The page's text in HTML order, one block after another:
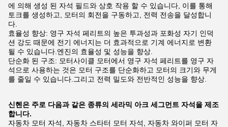
에 의해 생성 된 자석 필드와 상호 작용 할 수 있습니다, 이를 통해
토크를 생성하고, 모터의 회전을 구동하고, 전력 전송을 달성합니
다.
효율성 향상: 영구 자석 페리트의 높은 투과성과 포화성 자기 인덕
션 강도 때문에 전기 에너지는 더 효과적으로 기계 에너지로 변환
될 수 있습니다.엔진의 효율성 및 성능을 향상.
단순화 된 구조: 모터사이클 모터에서 영구 자석 페리트를 영구 자
석으로 사용하는 것은 모터 구조를 단순화하고 모터의 크기와 무게
를 줄일 수 있습니다.그리고 전력 밀도와 전반적인 성능을 향상.
신헨은 주로 다음과 같은 종류의 세라믹 아크 세그먼트 자석을 제조
합니다.
자동차 모터 자석, 자동차 스타터 모터 자석, 자동차 와이퍼 모터 자